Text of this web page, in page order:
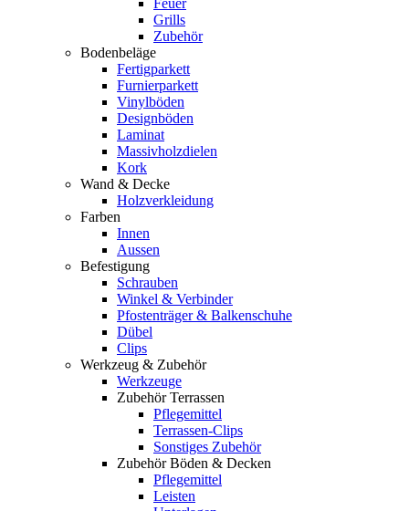
Grills
Zubehör
Bodenbeläge
Fertigparkett
Furnierparkett
Vinylböden
Designböden
Laminat
Massivholzdielen
Kork
Wand & Decke
Holzverkleidung
Farben
Innen
Aussen
Befestigung
Schrauben
Winkel & Verbinder
Pfostenträger & Balkenschuhe
Dübel
Clips
Werkzeug & Zubehör
Werkzeuge
Zubehör Terrassen
Pflegemittel
Terrassen-Clips
Sonstiges Zubehör
Zubehör Böden & Decken
Pflegemittel
Leisten